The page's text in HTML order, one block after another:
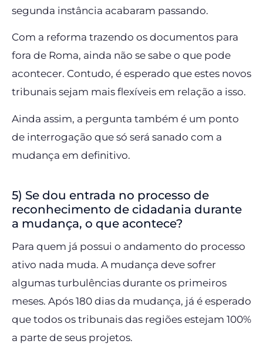
segunda instância acabaram passando.
Com a reforma trazendo os documentos para
fora de Roma, ainda não se sabe o que pode
acontecer. Contudo, é esperado que estes novos
tribunais sejam mais flexíveis em relação a isso.
Ainda assim, a pergunta também é um ponto
de interrogação que só será sanado com a
mudança em definitivo.
5) Se dou entrada no processo de
reconhecimento de cidadania durante
a mudança, o que acontece?
Para quem já possui o andamento do processo
ativo nada muda. A mudança deve sofrer
algumas turbulências durante os primeiros
meses. Após 180 dias da mudança, já é esperado
que todos os tribunais das regiões estejam 100%
a parte de seus projetos.